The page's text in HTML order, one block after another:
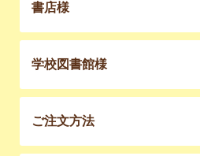
書店様
学校図書館様
ご注文方法